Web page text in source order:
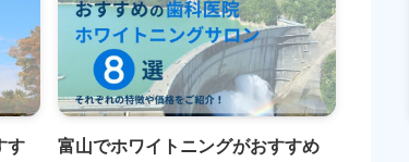
す
富山でホワイトニングがおすすめ